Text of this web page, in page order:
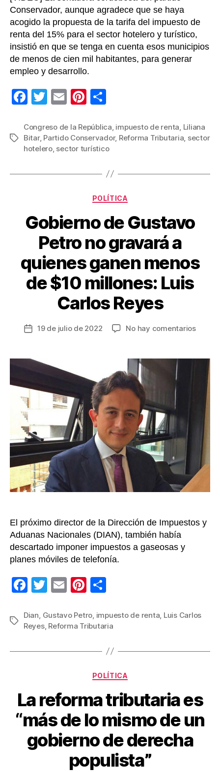
Conservador, aunque agradece que se haya
acogido la propuesta de la tarifa del impuesto de
renta del 15% para el sector hotelero y turístico,
insistió en que se tenga en cuenta esos municipios
de menos de cien mil habitantes, para generar
empleo y desarrollo.
F
c
e
o
T
tt
er
E
ail
Pi
er
e
m
p
tir
Etiquetas
Congreso de la República impuesto de renta Liliana
Bitar, Partido Conservador, Reforma Tributaria sector
hotelero, sector turístico
Categorías
POLÍTICA
Gobierno de Gustavo
Petro no gravará a
quienes ganen menos
de $10 millones: Luis
Carlos Reyes
Fecha
entrada
19 de julio de 2022 No hay comentariosen
Petro
ganen
menos
de
$10
Luis
Carlos
El próximo director de la Dirección de Impuestos y
Aduanas Nacionales (DIAN), también había
descartado imponer impuestos a gaseosas y
planes móviles de telefonía.
F
c
e
b
k
T
tt
er
E
ail
Pi
er
e
st
m
p
ar
Etiquetas
Dian Gustavo Petro impuesto de renta Luis Carlos
Reyes, Reforma Tributaria
Categorías
POLÍTICA
La reforma tributaria es
“más de lo mismo de un
gobierno de derecha
populista”